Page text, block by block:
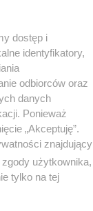
dostęp i
identyfikatory,
odbiorców oraz
danych
Ponieważ
„Akceptuję”.
znajdujący
użytkownika,
tylko na tej